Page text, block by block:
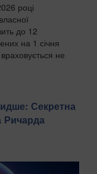
році
до 12
на 1 січня
не
Секретна
Ричарда